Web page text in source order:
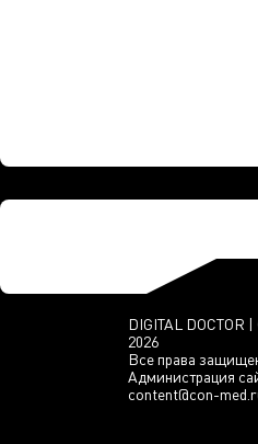
DIGITAL DOCTOR
2026
Все права
Администрация
content@con-